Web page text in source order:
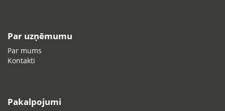
Par uzņēmumu
Par mums
Kontakti
Pakalpojumi